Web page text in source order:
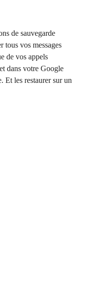
de sauvegarde
tous vos messages
de vos appels
dans votre Google
Et les restaurer sur un